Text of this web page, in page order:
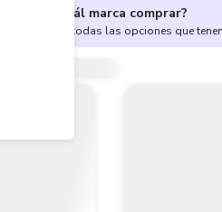
¿No sabes cuál marca comprar?
Encuentra aquí todas las opciones que